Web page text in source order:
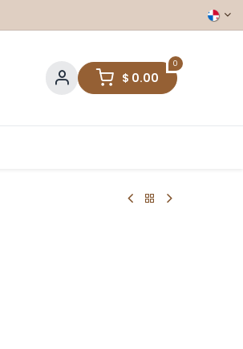
0
$ 0.00